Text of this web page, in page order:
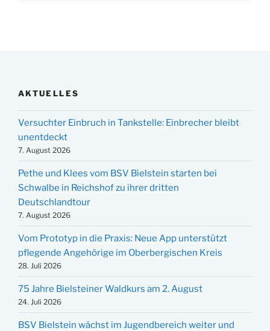
AKTUELLES
Versuchter Einbruch in Tankstelle: Einbrecher bleibt
unentdeckt
7. August 2026
Pethe und Klees vom BSV Bielstein starten bei
Schwalbe in Reichshof zu ihrer dritten
Deutschlandtour
7. August 2026
Vom Prototyp in die Praxis: Neue App unterstützt
pflegende Angehörige im Oberbergischen Kreis
28. Juli 2026
75 Jahre Bielsteiner Waldkurs am 2. August
24. Juli 2026
BSV Bielstein wächst im Jugendbereich weiter und